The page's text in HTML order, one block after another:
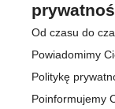
Od czasu do
Powiadomimy
Politykę
Poinformujemy